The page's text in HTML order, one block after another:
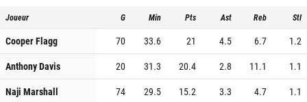
Joueur G Min Pts Ast Reb Stl
Cooper Flagg 70 33.6 21 4.5 6.7
1.2
Anthony Davis
20 31.3 20.4 2.8 11.1
1.1
Naji Marshall
74 29.5 15.2 3.3 4.7
1.1